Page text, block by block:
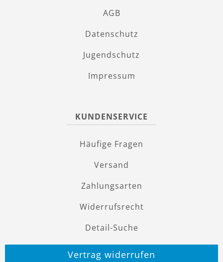
AGB
Datenschutz
Jugendschutz
Impressum
KUNDENSERVICE
Häufige Fragen
Versand
Zahlungsarten
Widerrufsrecht
Detail-Suche
Vertrag widerrufen